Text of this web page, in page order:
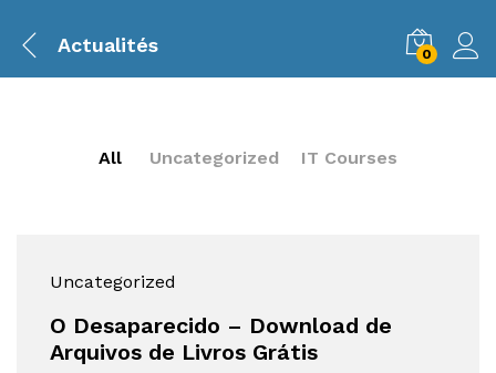
Actualités 0
All Uncategorized IT Courses
Uncategorized
O Desaparecido – Download de
Arquivos de Livros Grátis